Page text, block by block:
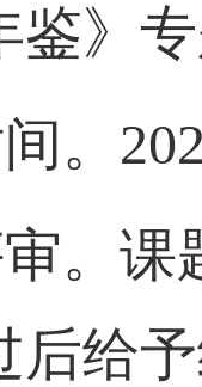
鉴》
。
。课
后给